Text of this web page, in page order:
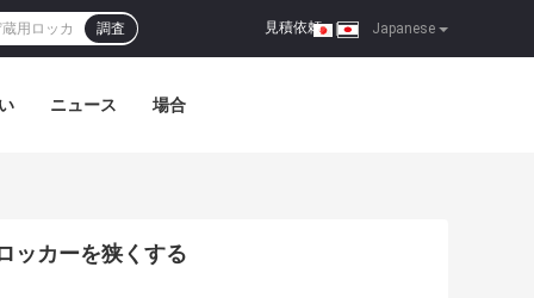
Japanese
見積依頼 |
調査
ニュース 場合
ッカーを狭くする